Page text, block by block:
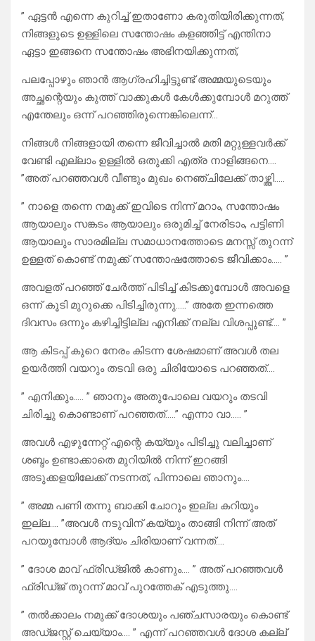
” ഏട്ടൻ എന്നെ കുറിച്ച് ഇതാണോ കരുതിയിരിക്കുന്നത്,
നിങ്ങളുടെ ഉള്ളിലെ സന്തോഷം കളഞ്ഞിട്ട് എന്തിനാ
ഏട്ടാ ഇങ്ങനെ സന്തോഷം അഭിനയിക്കുന്നത്,
പലപ്പോഴും ഞാൻ ആഗ്രഹിച്ചിട്ടുണ്ട് അമ്മയുടെയും
അച്ഛന്റെയും കുത്ത് വാക്കുകൾ കേൾക്കുമ്പോൾ മറുത്ത്
എന്തേലും ഒന്ന് പറഞ്ഞിരുന്നെങ്കിലെന്ന്…
നിങ്ങൾ നിങ്ങളായി തന്നെ ജീവിച്ചാൽ മതി മറ്റുള്ളവർക്ക്
വേണ്ടി എല്ലാം ഉള്ളിൽ ഒതുക്കി എത്ര നാളിങ്ങനെ….
”അത് പറഞ്ഞവൾ വീണ്ടും മുഖം നെഞ്ചിലേക്ക് താഴ്ത്തി…..
” നാളെ തന്നെ നമുക്ക് ഇവിടെ നിന്ന് മറാം, സന്തോഷം
ആയാലും സങ്കടം ആയാലും ഒരുമിച്ച് നേരിടാം, പട്ടിണി
ആയാലും സാരമില്ല സമാധാനത്തോടെ മനസ്സ് തുറന്ന്
ഉള്ളത് കൊണ്ട് നമുക്ക് സന്തോഷത്തോടെ ജീവിക്കാം….. ”
അവളത് പറഞ്ഞ് ചേർത്ത് പിടിച്ച് കിടക്കുമ്പോൾ അവളെ
ഒന്ന് കൂടി മുറുക്കെ പിടിച്ചിരുന്നു…..” അതേ ഇന്നത്തെ
ദിവസം ഒന്നും കഴിച്ചിട്ടില്ല എനിക്ക് നല്ല വിശപ്പുണ്ട്…. ”
ആ കിടപ്പ് കുറെ നേരം കിടന്ന ശേഷമാണ് അവൾ തല
ഉയർത്തി വയറും തടവി ഒരു ചിരിയോടെ പറഞ്ഞത്….
” എനിക്കും….. ” ഞാനും അതുപോലെ വയറും തടവി
ചിരിച്ചു കൊണ്ടാണ് പറഞ്ഞത്…..” എന്നാ വാ….. ”
അവൾ എഴുന്നേറ്റ് എന്റെ കയ്യും പിടിച്ചു വലിച്ചാണ്
ശബ്ദം ഉണ്ടാക്കാതെ മുറിയിൽ നിന്ന് ഇറങ്ങി
അടുക്കളയിലേക്ക് നടന്നത്, പിന്നാലെ ഞാനും….
” അമ്മ പണി തന്നു ബാക്കി ചോറും ഇല്ല കറിയും
ഇല്ല…. ”അവൾ നടുവിന് കയ്യും താങ്ങി നിന്ന് അത്
പറയുമ്പോൾ ആദ്യം ചിരിയാണ് വന്നത്….
” ദോശ മാവ് ഫ്രിഡ്ജിൽ കാണും…. ” അത് പറഞ്ഞവൾ
ഫ്രിഡ്ജ് തുറന്ന് മാവ് പുറത്തേക് എടുത്തു….
” തൽക്കാലം നമുക്ക് ദോശയും പഞ്ചസാരയും കൊണ്ട്
അഡ്ജസ്റ്റ് ചെയ്യാം…. ” എന്ന് പറഞ്ഞവൾ ദോശ കല്ല്